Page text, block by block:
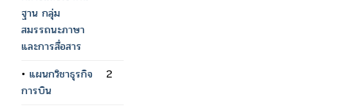
ฐาน กลุ่ม
สมรรถนะภาษา
และการสื่อสาร
• แผนกวิชาธุรกิจ
การบิน
2